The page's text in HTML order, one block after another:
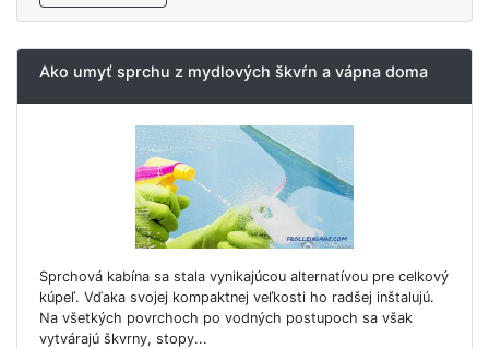
Ako umyť sprchu z mydlových škvŕn a vápna doma
Sprchová kabína sa stala vynikajúcou alternatívou pre celkový
kúpeľ. Vďaka svojej kompaktnej veľkosti ho radšej inštalujú.
Na všetkých povrchoch po vodných postupoch sa však
vytvárajú škvrny, stopy...